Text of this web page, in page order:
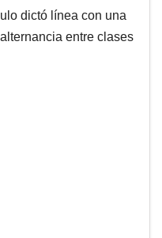
dictó línea con una
entre clases